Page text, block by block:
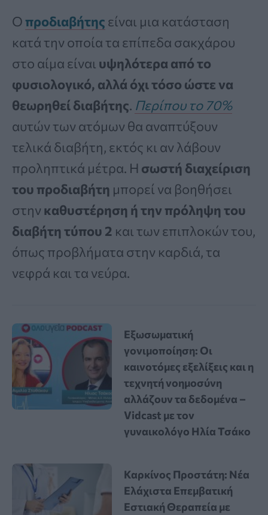
Οπροδιαβήτης είναι μια κατάσταση
κατά την οποία τα επίπεδα σακχάρου
στο αίμα είναι υψηλότερα από το
φυσιολογικό, αλλά όχι τόσο ώστε να
θεωρηθεί διαβήτης. Περίπου το 70%
αυτών των ατόμων θα αναπτύξουν
τελικά διαβήτη, εκτός κι αν λάβουν
προληπτικά μέτρα. Η σωστή διαχείριση
του προδιαβήτη μπορεί να βοηθήσει
στην καθυστέρηση ή την πρόληψη του
διαβήτη τύπου 2 και των επιπλοκών του,
όπως προβλήματα στην καρδιά, τα
νεφρά και τα νεύρα.
Εξωσωματική
γονιμοποίηση: Οι
καινοτόμες εξελίξεις και η
τεχνητή νοημοσύνη
αλλάζουν τα δεδομένα –
Vidcast με τον
γυναικολόγο Ηλία Τσάκο
Καρκίνος Προστάτη: Νέα
Ελάχιστα Επεμβατική
Εστιακή Θεραπεία με